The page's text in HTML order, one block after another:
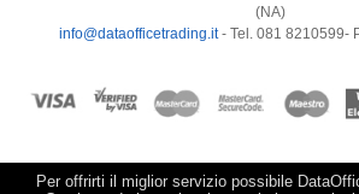
Per offrirti il miglior servizio possibile
(NA)
info@dataofficetrading.it- Tel. 081 8210599-